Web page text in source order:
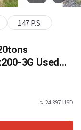
3G Used
147 P.S.
≈ 24 897 USD